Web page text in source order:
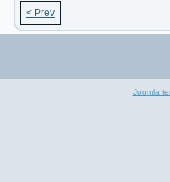
< Prev
Joomla